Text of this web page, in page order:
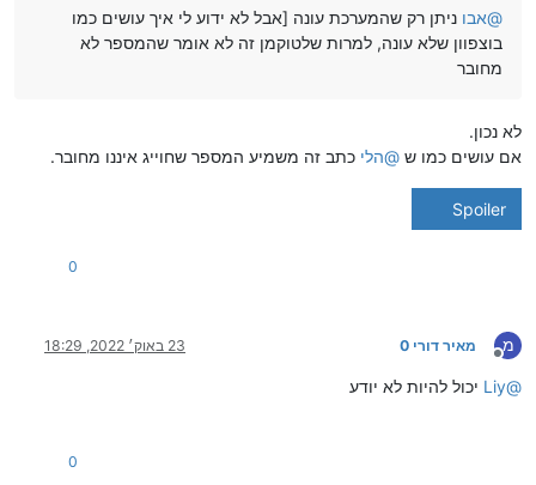
@אבו ניתן רק שהמערכת עונה [אבל לא ידוע לי איך עושים כמו
בוצפוון שלא עונה, למרות שלטוקמן זה לא אומר שהמספר לא
מחובר
לא נכון.
אם עושים כמו ש @הלי כתב זה משמיע המספר שחוייג איננו מחובר.
Spoiler
0
מ
מנותק
מאיר דורי 0 23 באוק׳ 2022, 18:29
@
Liy יכול להיות לא יודע
0